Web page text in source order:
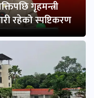
गृहमन्त्री
रहेको स्पष्टिकरण